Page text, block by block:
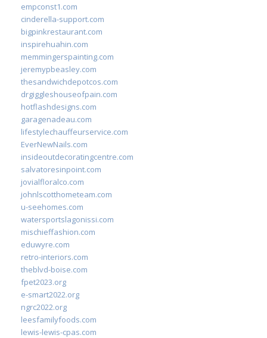
empconst1.com
cinderella-support.com
bigpinkrestaurant.com
inspirehuahin.com
memmingerspainting.com
jeremypbeasley.com
thesandwichdepotcos.com
drgiggleshouseofpain.com
hotflashdesigns.com
garagenadeau.com
lifestylechauffeurservice.com
EverNewNails.com
insideoutdecoratingcentre.com
salvatoresinpoint.com
jovialfloralco.com
johnlscotthometeam.com
u-seehomes.com
watersportslagonissi.com
mischieffashion.com
eduwyre.com
retro-interiors.com
theblvd-boise.com
fpet2023.org
e-smart2022.org
ngrc2022.org
leesfamilyfoods.com
lewis-lewis-cpas.com